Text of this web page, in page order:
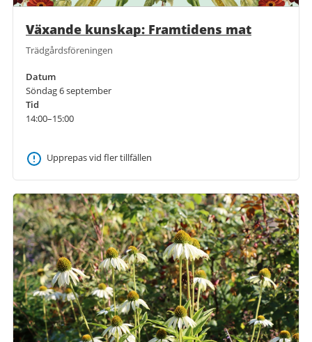
Växande kunskap: Framtidens mat
Trädgårdsföreningen
Datum
Söndag 6 september
Tid
14:00–15:00
Upprepas vid fler tillfällen